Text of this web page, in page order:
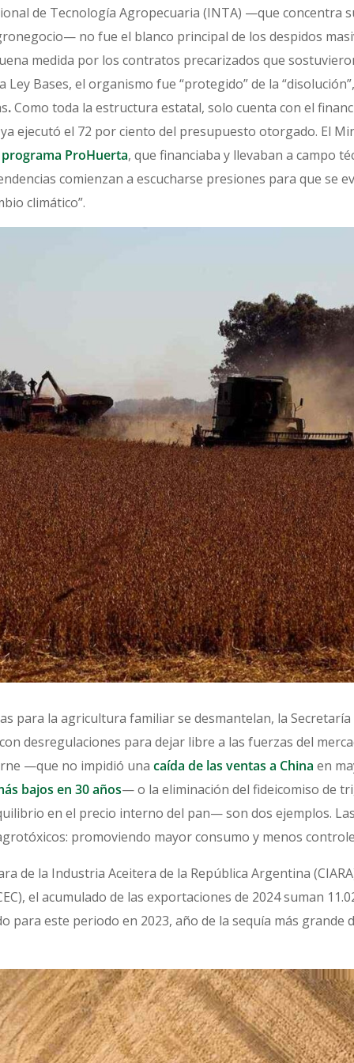
de Tecnología Agropecuaria (INTA) —que concentra
no fue el blanco principal de los despidos
medida por los contratos precarizados que
Ley Bases, el organismo fue “protegido” de la
.Como toda la estructura estatal, solo cuenta con el
ejecutó el 72 por ciento del presupuesto otorgado. El
ProHuerta, que financiaba y llevaban a campo
comienzan a escucharse presiones para que se
climático”.
para la agricultura familiar se desmantelan, la
desregulaciones para dejar libre a las fuerzas del
—que no impidió una caída de las ventas a China en
bajos en 30 años— o la eliminación del fideicomiso de
en el precio interno del pan— son dos ejemplos.
promoviendo mayor consumo y menos
de la Industria Aceitera de la República Argentina
el acumulado de las exportaciones de 2024 suman
para este periodo en 2023, año de la sequía más grande